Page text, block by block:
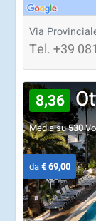
Via
Tel.+39
8,36
Media su530
da€ 69,00